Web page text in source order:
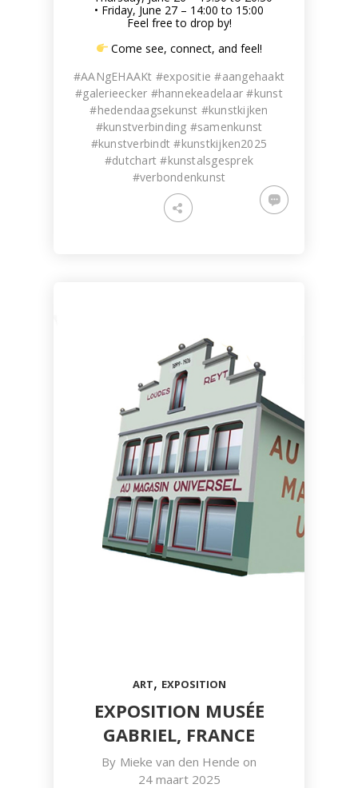
• Friday, June 27 – 14:00 to 15:00
Feel free to drop by!
Come see, connect, and feel!
#AANgEHAAKt #expositie #aangehaakt
#galerieecker #hannekeadelaar #kunst
#hedendaagsekunst #kunstkijken
#kunstverbinding #samenkunst
#kunstverbindt #kunstkijken2025
#dutchart #kunstalsgesprek
#verbondenkunst
ART, EXPOSITION
EXPOSITION MUSÉE
GABRIEL, FRANCE
By Mieke van den Hende on
24 maart 2025